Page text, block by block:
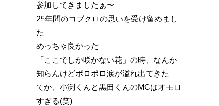
参加してきましたぁ〜
25年間のコブクロの思いを受け留めまし
た
めっちゃ良かった
「ここでしか咲かない花」の時、なんか
知らんけどポロポロ涙が溢れ出てきた
てか、小渕くんと黒田くんのMCはオモロ
すぎる(笑)